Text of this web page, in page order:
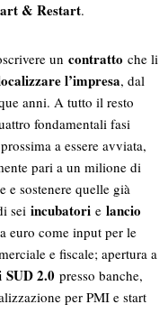
& Restart.
un contratto che li
l’impresa, dal
anni. A tutto il resto
fondamentali fasi
a essere avviata,
pari a un milione di
e sostenere quelle già
sei incubatori e lancio
euro come input per le
e fiscale; apertura a
SUD 2.0 presso banche,
per PMI e start